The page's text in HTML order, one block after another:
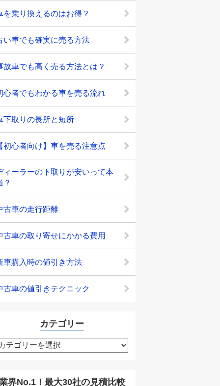
を乗り換えるのはお得？
い車でも確実に売る方法
故車でも高く売る方法とは？
心者でもわかる車を売る流れ
下取りの長所と短所
初心者向け】車を売る注意点
ィーラーの下取りが安いって本
？
古車の走行距離
古車の取り寄せにかかる費用
車購入時の値引き方法
古車の値引きテクニック
カテゴリー
界No.1！最大30社の見積比較